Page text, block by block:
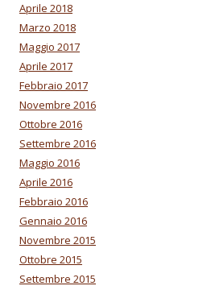
Aprile 2018
Marzo 2018
Maggio 2017
Aprile 2017
Febbraio 2017
Novembre 2016
Ottobre 2016
Settembre 2016
Maggio 2016
Aprile 2016
Febbraio 2016
Gennaio 2016
Novembre 2015
Ottobre 2015
Settembre 2015